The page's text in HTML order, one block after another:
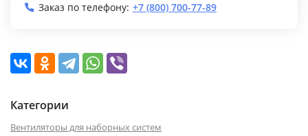
Заказ по телефону: +7 (800) 700-77-89
Категории
Вентиляторы для наборных систем